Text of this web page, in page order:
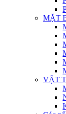
MẶT
VẬT